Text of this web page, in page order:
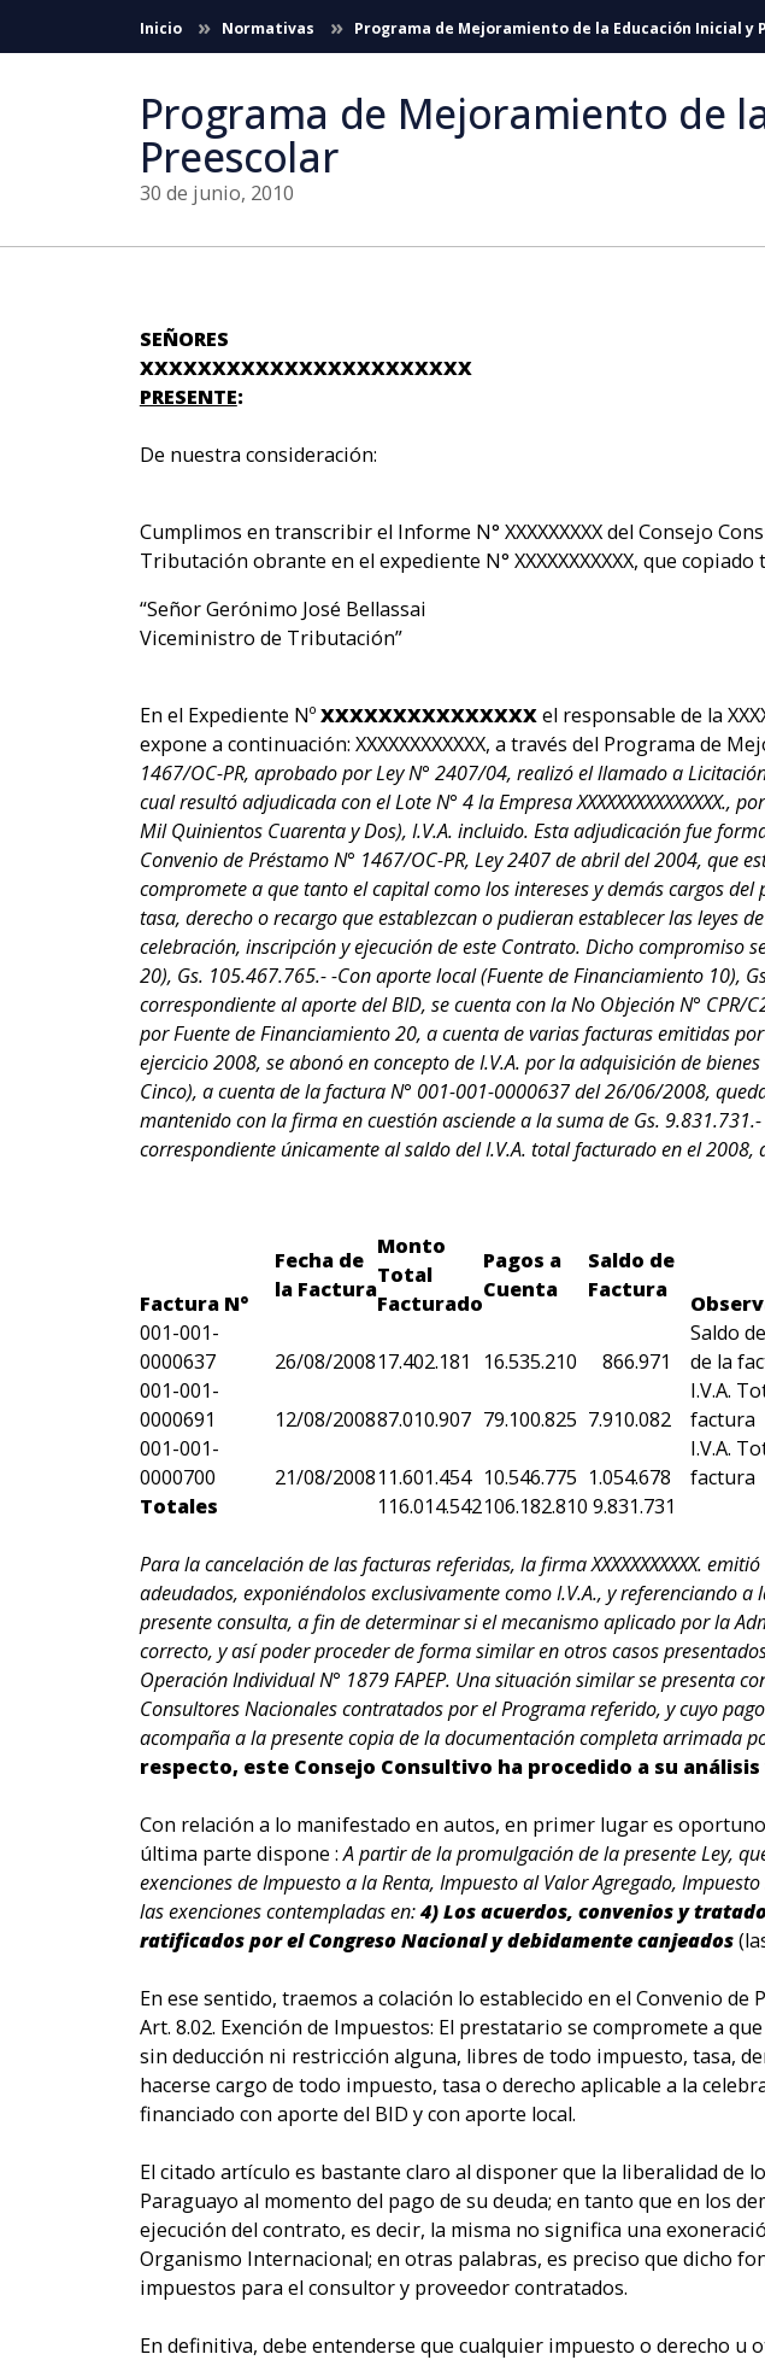
Saltar al contenido principal
Inicio Normativas Programa de Mejoramiento de la Educación Inicial y
Programa de Mejoramiento de
Preescolar
30 de junio, 2010
SEÑORES
XXXXXXXXXXXXXXXXXXXXXXX
PRESENTE:
De nuestra consideración:
Cumplimos en transcribir el Informe N° XXXXXXXXX del Consejo
Tributación obrante en el expediente N° XXXXXXXXXXX, que
“Señor Gerónimo José Bellassai
Viceministro de Tributación”
En el Expediente NºXXXXXXXXXXXXXXXel responsable de la
expone a continuación: XXXXXXXXXXXX, a través del Programa de
1467/OC-PR, aprobado por Ley N° 2407/04, realizó el llamado a
cual resultó adjudicada con el Lote N° 4 la Empresa
Mil Quinientos Cuarenta y Dos), I.V.A. incluido. Esta adjudicación fue
Convenio de Préstamo N° 1467/OC-PR, Ley 2407 de abril del 2004, que
compromete a que tanto el capital como los intereses y demás cargos
tasa, derecho o recargo que establezcan o pudieran establecer las leyes
celebración, inscripción y ejecución de este Contrato. Dicho compromiso
20), Gs. 105.467.765.- -Con aporte local (Fuente de Financiamiento 10),
correspondiente al aporte del BID, se cuenta con la No Objeción N°
por Fuente de Financiamiento 20, a cuenta de varias facturas emitidas
ejercicio 2008, se abonó en concepto de I.V.A. por la adquisición de
Cinco), a cuenta de la factura N° 001-001-0000637 del 26/06/2008,
mantenido con la firma en cuestión asciende a la suma de Gs.
correspondiente únicamente al saldo del I.V.A. total facturado en el
Factura N°
Fecha de
la Factura
Monto
Total
Facturado
Pagos a
Cuenta
Saldo de
Factura
001-001-
0000637
26/08/200817.402.181 16.535.210 866.971
Saldo
de la
001-001-
0000691
12/08/200887.010.907 79.100.825 7.910.082
I.V.A.
factura
001-001-
0000700
21/08/200811.601.454 10.546.775 1.054.678
I.V.A.
factura
Totales
116.014.542106.182.810 9.831.731
Para la cancelación de las facturas referidas, la firma XXXXXXXXXXX.
adeudados, exponiéndolos exclusivamente como I.V.A., y referenciando
presente consulta, a fin de determinar si el mecanismo aplicado por la
correcto, y así poder proceder de forma similar en otros casos
Operación Individual N° 1879 FAPEP. Una situación similar se presenta
Consultores Nacionales contratados por el Programa referido, y cuyo
acompaña a la presente copia de la documentación completa arrimada
respecto, este Consejo Consultivo ha procedido a su
Con relación a lo manifestado en autos, en primer lugar es
última parte dispone :A partir de la promulgación de la presente Ley,
exenciones de Impuesto a la Renta, Impuesto al Valor Agregado,
las exenciones contempladas en:4) Los acuerdos, convenios y
ratificados por el Congreso Nacional y debidamente canjeados
En ese sentido, traemos a colación lo establecido en el Convenio de
Art. 8.02. Exención de Impuestos: El prestatario se compromete a
sin deducción ni restricción alguna, libres de todo impuesto, tasa,
hacerse cargo de todo impuesto, tasa o derecho aplicable a la
financiado con aporte del BID y con aporte local.
El citado artículo es bastante claro al disponer que la liberalidad de
Paraguayo al momento del pago de su deuda; en tanto que en los
ejecución del contrato, es decir, la misma no significa una
Organismo Internacional; en otras palabras, es preciso que dicho
impuestos para el consultor y proveedor contratados.
En definitiva, debe entenderse que cualquier impuesto o derecho